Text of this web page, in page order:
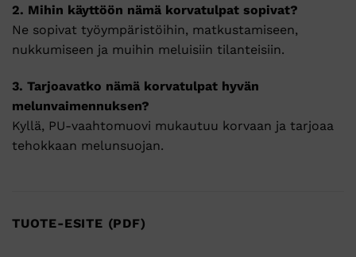
2. Mihin käyttöön nämä korvatulpat sopivat?
Ne sopivat työympäristöihin, matkustamiseen,
nukkumiseen ja muihin meluisiin tilanteisiin.
3. Tarjoavatko nämä korvatulpat hyvän
melunvaimennuksen?
Kyllä, PU-vaahtomuovi mukautuu korvaan ja tarjoaa
tehokkaan melunsuojan.
TUOTE-ESITE (PDF)